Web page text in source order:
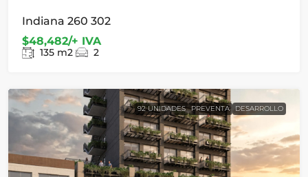
Indiana 260 302
$48,482/+ IVA
135 m2 2
92 UNIDADES PREVENTA DESARROLLO